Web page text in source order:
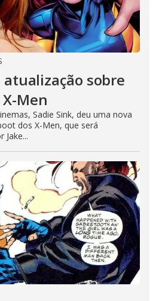
atualização sobre
Men
Sadie Sink, deu uma nova
dos X-Men, que será
Jake...